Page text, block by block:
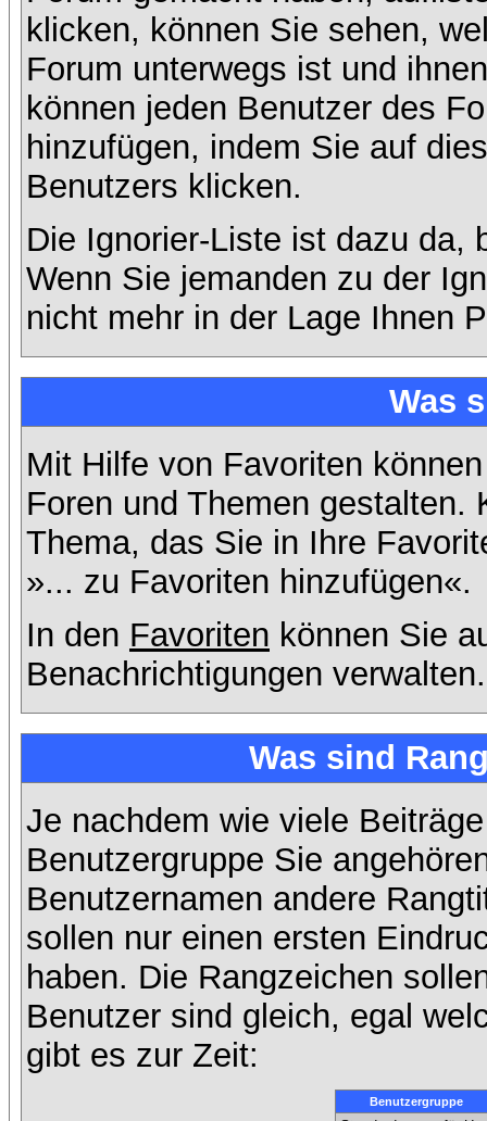
klicken, können Sie sehen,
Forum unterwegs ist und
können jeden Benutzer des
hinzufügen, indem Sie auf
Benutzers klicken.
Die Ignorier-Liste ist dazu da,
Wenn Sie jemanden zu der
nicht mehr in der Lage Ihnen
Was
Mit Hilfe von Favoriten
Foren und Themen gestalten.
Thema, das Sie in Ihre
»... zu Favoriten hinzufügen«.
In den Favoriten können Sie
Benachrichtigungen verwalten.
Was sind
Je nachdem wie viele
Benutzergruppe Sie
Benutzernamen andere
sollen nur einen ersten
haben. Die Rangzeichen
Benutzer sind gleich, egal
gibt es zur Zeit:
Benutzergruppe